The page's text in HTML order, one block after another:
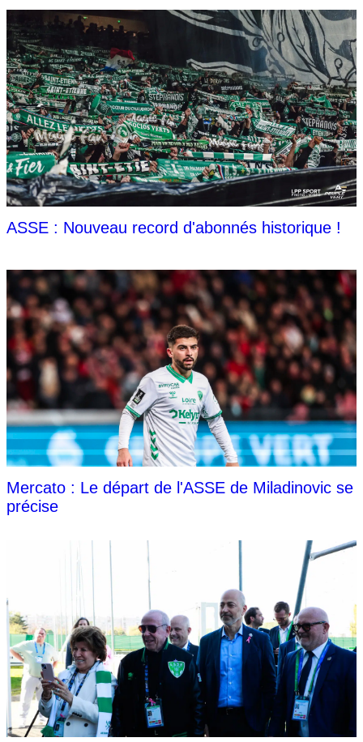
ASSE : Nouveau record d'abonnés historique !
Mercato : Le départ de l'ASSE de Miladinovic se
précise